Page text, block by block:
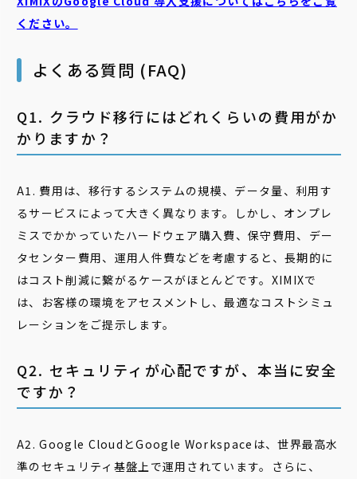
ください。
よくある質問 (FAQ)
Q1. クラウド移行にはどれくらいの費用がか
かりますか？
A1. 費用は、移行するシステムの規模、データ量、利用す
るサービスによって大きく異なります。しかし、オンプレ
ミスでかかっていたハードウェア購入費、保守費用、デー
タセンター費用、運用人件費などを考慮すると、長期的に
はコスト削減に繋がるケースがほとんどです。XIMIXで
は、お客様の環境をアセスメントし、最適なコストシミュ
レーションをご提示します。
Q2. セキュリティが心配ですが、本当に安全
ですか？
A2. Google CloudとGoogle Workspaceは、世界最高水
準のセキュリティ基盤上で運用されています。さらに、